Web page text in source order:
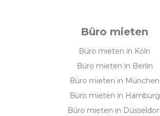
Büro mieten
Büro mieten in Köln
Büro mieten in Berlin
Büro mieten in München
Büro mieten in Hamburg
Büro mieten in